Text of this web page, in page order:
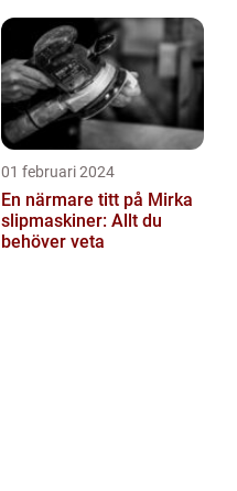
01 februari 2024
En närmare titt på Mirka
slipmaskiner: Allt du
behöver veta